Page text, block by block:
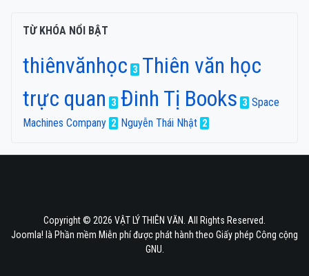
TỪ KHÓA NỔI BẬT
thiênvănhọc 3 Thiên văn học
trực quan
3 Đinh Tị Books 3 Space
Machines Company 2 Nguyễn Thái Nhật 2
Copyright © 2026 VẬT LÝ THIÊN VĂN. All Rights Reserved.
Joomla! là Phần mềm Miễn phí được phát hành theo Giấy phép Công cộng
GNU.